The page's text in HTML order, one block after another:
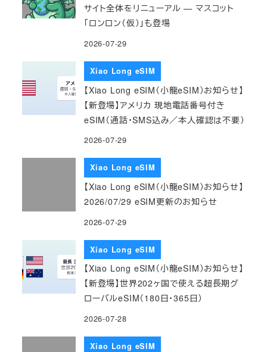
サイト全体をリニューアル — マスコット
「ロンロン（仮）」も登場
2026-07-29
Xiao Long eSIM
【Xiao Long eSIM（小龍eSIM）お知らせ】
【新登場】アメリカ 現地電話番号付き
eSIM（通話・SMS込み／本人確認は不要）
2026-07-29
Xiao Long eSIM
【Xiao Long eSIM（小龍eSIM）お知らせ】
2026/07/29 eSIM更新のお知らせ
2026-07-29
Xiao Long eSIM
【Xiao Long eSIM（小龍eSIM）お知らせ】
【新登場】世界202ヶ国で使える超長期グ
ローバルeSIM（180日・365日）
2026-07-28
Xiao Long eSIM